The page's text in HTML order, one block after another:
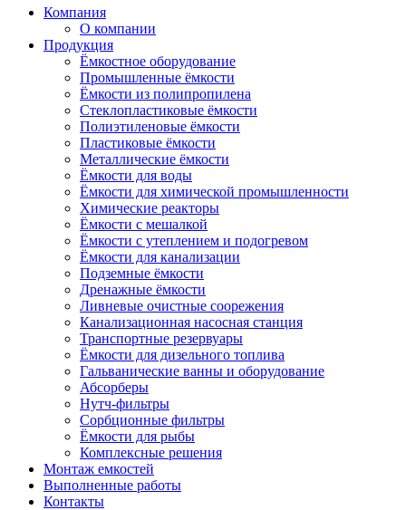
Компания
О компании
Продукция
Ёмкостное оборудование
Промышленные ёмкости
Ёмкости из полипропилена
Стеклопластиковые ёмкости
Полиэтиленовые ёмкости
Пластиковые ёмкости
Металлические ёмкости
Ёмкости для воды
Ёмкости для химической промышленности
Химические реакторы
Ёмкости с мешалкой
Ёмкости с утеплением и подогревом
Ёмкости для канализации
Подземные ёмкости
Дренажные ёмкости
Ливневые очистные соорежения
Канализационная насосная станция
Транспортные резервуары
Ёмкости для дизельного топлива
Гальванические ванны и оборудование
Абсорберы
Нутч-фильтры
Сорбционные фильтры
Ёмкости для рыбы
Комплексные решения
Монтаж емкостей
Выполненные работы
Контакты